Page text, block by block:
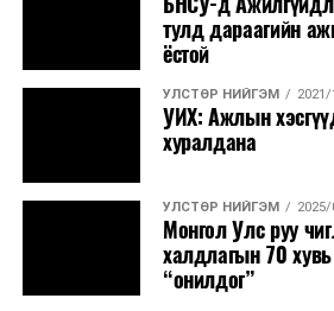
тулд дараагийн
ёстой
УЛСТӨР НИЙГЭМ
УИХ: Ажлын
хуралдана
УЛСТӨР НИЙГЭМ
Монгол Улс руу
халдлагын 70
“онилдог”